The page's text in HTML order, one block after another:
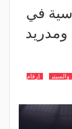
7 أرقام قياسية في
ومدريد
ارقام